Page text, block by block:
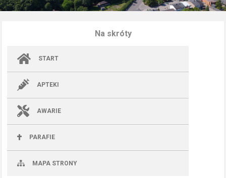
Na skróty
START
APTEKI
AWARIE
PARAFIE
MAPA STRONY